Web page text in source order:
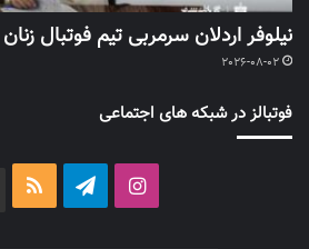
نیلوفر اردلان سرمربی تیم فوتبال
2026-08-02
فوتبالز در شبکه های اجتماعی
اینستاگرامتلگرام